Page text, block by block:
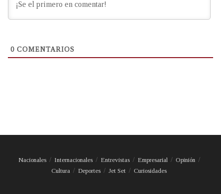
0 COMENTARIOS
Nacionales Internacionales Entrevistas Empresarial
Opinión
Cultura
Deportes Jet Set Curiosidades